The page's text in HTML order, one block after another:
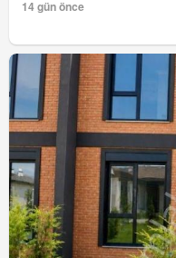
14 gün önce